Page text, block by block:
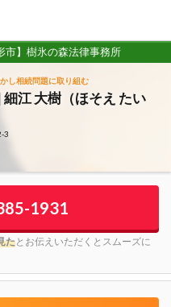
市】樹氷の森法律事務所
し相続問題に取り組む
江 大樹（ほそえ たい
3
1931
たとお伝えいただくとスムーズに